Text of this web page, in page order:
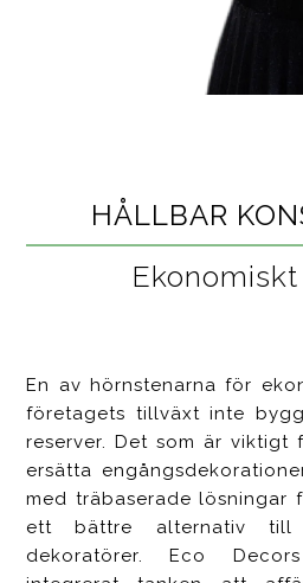
HÅLLBAR
En av hörnstenarna för
företagets tillväxt inte
reserver. Det som är viktigt
ersätta
med träbaserade lösningar
ett bättre alternativ till
dekoratörer. Eco